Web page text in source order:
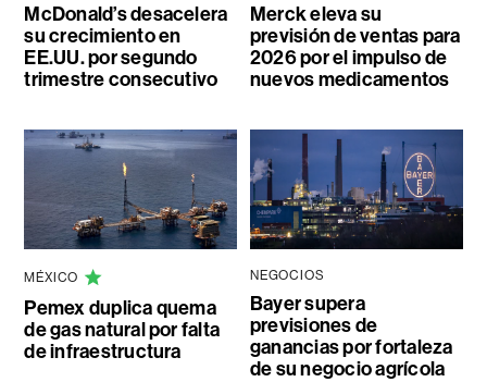
McDonald’s desacelera
su crecimiento en
EE.UU. por segundo
trimestre consecutivo
Merck eleva su
previsión de ventas para
2026 por el impulso de
nuevos medicamentos
MÉXICO
Pemex duplica quema
de gas natural por falta
de infraestructura
NEGOCIOS
Bayer supera
previsiones de
ganancias por fortaleza
de su negocio agrícola